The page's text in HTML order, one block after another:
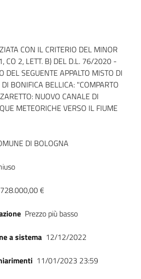
CON IL CRITERIO DEL MINOR
CO 2, LETT. B) DEL D.L. 76/2020 -
DEL SEGUENTE APPALTO MISTO DI
BONIFICA BELLICA: "COMPARTO
NUOVO CANALE DI
METEORICHE VERSO IL FIUME
DI BOLOGNA
€
Prezzo più basso
a sistema 12/12/2022
11/01/2023 23:59